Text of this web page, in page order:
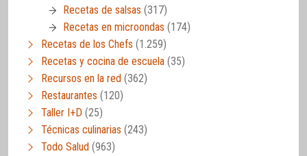
Recetas de salsas (317)
Recetas en microondas (174)
Recetas de los Chefs (1.259)
Recetas y cocina de escuela (35)
Recursos en la red (362)
Restaurantes (120)
Taller I+D (25)
Técnicas culinarias (243)
Todo Salud (963)